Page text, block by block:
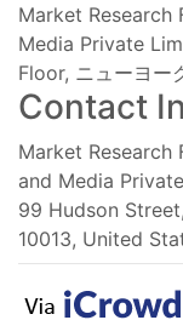
Market Research
Media Private
Floor, ニューヨー
Contact
Market Research
and Media
99 Hudson
10013, United